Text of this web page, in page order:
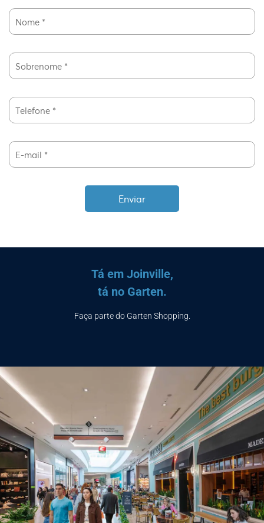
Tá em Joinville,
tá no Garten.
Faça parte do Garten Shopping.